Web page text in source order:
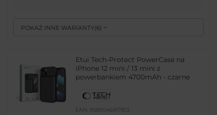
POKAŻ INNE WARIANTY(6)
Etui Tech-Protect PowerCase na
iPhone 12 mini / 13 mini z
powerbankiem 4700mAh - czarne
EAN: 9589046917813